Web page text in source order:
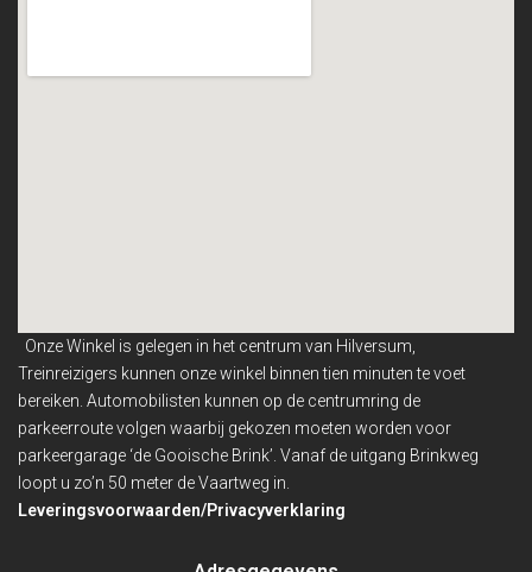
Onze Winkel is gelegen in het centrum van Hilversum,
Treinreizigers kunnen onze winkel binnentien minuten te voet
bereiken. Automobilisten kunnen op de centrumring de
parkeerroute volgen waarbij gekozen moeten worden voor
parkeergarage ‘de Gooische Brink’. Vanaf de uitgang Brinkweg
loopt u zo’n 50 meter de Vaartweg in.
Leveringsvoorwaarden/Privacyverklaring